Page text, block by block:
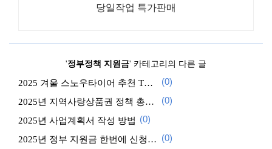
당일작업 특가판매
'정부정책 지원금' 카테고리의 다른 글
2025 겨울 스노우타이어 추천 TOP 5: 브랜드별 성능·가격·제동력 비교 가이드 (0)
2025년 지역사랑상품권 정책 총정리: 발행 일정, 혜택, 사용법 (0)
2025년 사업계획서 작성 방법 (0)
2025년 정부 지원금 한번에 신청하기 (0)